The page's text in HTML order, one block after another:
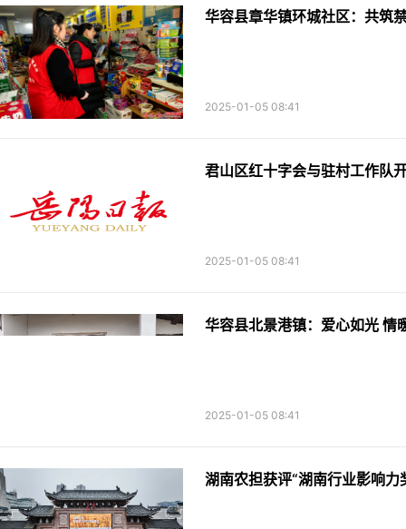
华容县章华镇环城社区：共筑
2025-01-05 08:41
君山区红十字会与驻村工作队
2025-01-05 08:41
华容县北景港镇：爱心如光 情
2025-01-05 08:41
湖南农担获评“湖南行业影响